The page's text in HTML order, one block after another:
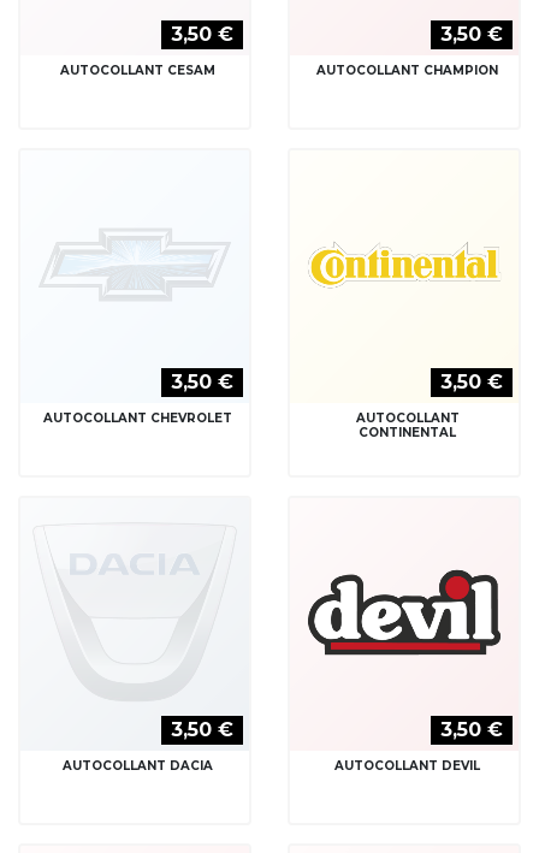
3,50 €
AUTOCOLLANT CESAM
3,50 €
AUTOCOLLANT CHAMPION
3,50 €
AUTOCOLLANT CHEVROLET
3,50 €
AUTOCOLLANT
CONTINENTAL
3,50 €
AUTOCOLLANT DACIA
3,50 €
AUTOCOLLANT DEVIL